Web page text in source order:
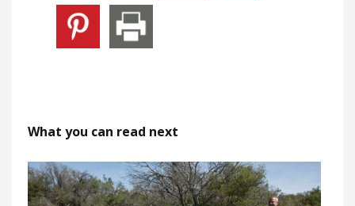
What you can read next